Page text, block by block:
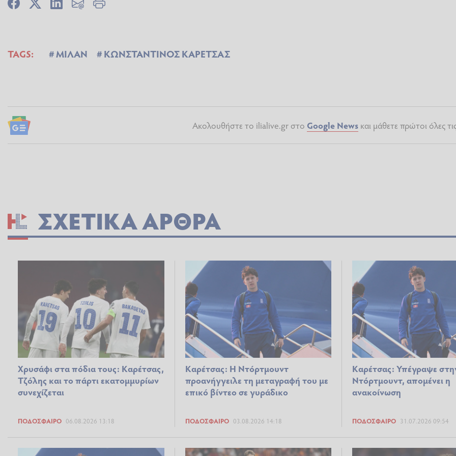
TAGS: ΜΙΛΑΝ ΚΩΝΣΤΑΝΤΙΝΟΣ ΚΑΡΕΤΣΑΣ
Ακολουθήστε το ilialive.gr στο Google Newsκαι μάθετε πρώτοι όλες
ΣΧΕΤΙΚΆ ΆΡΘΡΑ
Χρυσάφι στα πόδια τους: Καρέτσας,
Τζόλης και το πάρτι εκατομμυρίων
συνεχίζεται
ΠΟΔΌΣΦΑΙΡΟ 06.08.2026 13:18
Καρέτσας: Η Ντόρτμουντ
προανήγγειλε τη μεταγραφή του με
επικό βίντεο σε γυράδικο
ΠΟΔΌΣΦΑΙΡΟ 03.08.2026 14:18
Καρέτσας: Υπέγραψε
Ντόρτμουντ, απομένει η
ανακοίνωση
ΠΟΔΌΣΦΑΙΡΟ 31.07.2026 09:54